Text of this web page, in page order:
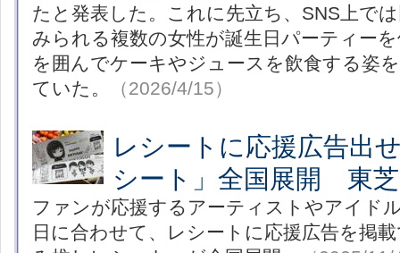
たと発表した。これに先立ち、SNS上で
みられる複数の女性が誕生日パーティー
を囲んでケーキやジュースを飲食する姿
ていた。
（2026/4/15）
レシートに応援広告出
シート」全国展開 東
ファンが応援するアーティストやアイド
日に合わせて、レシートに応援広告を掲